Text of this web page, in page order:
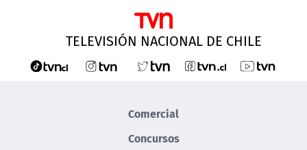
TELEVISIÓN NACIONAL DE CHILE
Comercial
Concursos